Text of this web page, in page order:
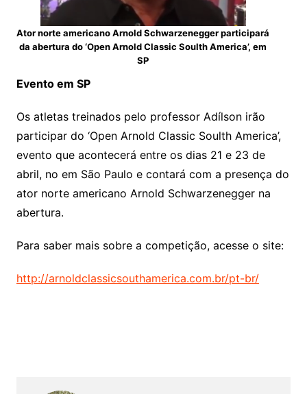
Ator norte americano Arnold Schwarzenegger participará
da abertura do ‘Open Arnold Classic Soulth America’, em
SP
Evento em SP
Os atletas treinados pelo professor Adílson irão
participar do ‘Open Arnold Classic Soulth America’,
evento que acontecerá entre os dias 21 e 23 de
abril, no em São Paulo e contará com a presença do
ator norte americano Arnold Schwarzenegger na
abertura.
Para saber mais sobre a competição, acesse o site:
http://arnoldclassicsouthamerica.com.br/pt-br/